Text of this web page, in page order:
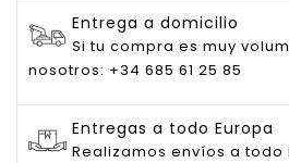
Entrega a domicilio
Si tu compra es muy
nosotros: +34 685 61 25 85
Entregas a todo Europa
Realizamos envíos a todo